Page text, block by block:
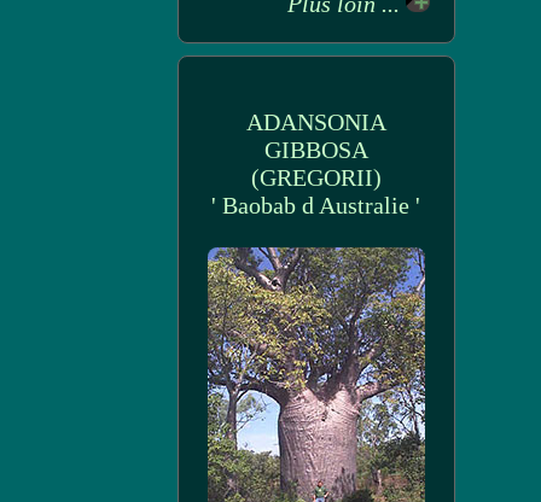
ADANSONIA
GIBBOSA
(GREGORII)
' Baobab d Australie '